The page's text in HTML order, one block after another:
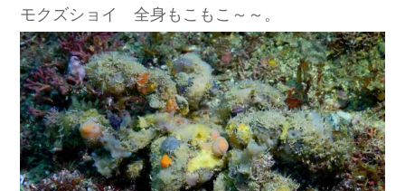
モクズショイ 全身もこもこ～～。